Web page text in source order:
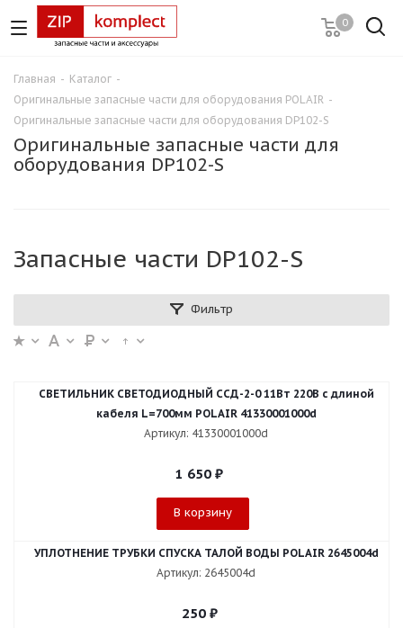
0
Главная - Каталог -
Оригинальные запасные части для оборудования POLAIR -
Оригинальные запасные части для оборудования DP102-S
Оригинальные запасные части для
оборудования DP102-S
Запасные части DP102-S
Фильтр
СВЕТИЛЬНИК СВЕТОДИОДНЫЙ ССД-2-0 11Вт 220В с длиной
кабеля L=700мм POLAIR 41330001000d
Артикул: 41330001000d
1 650 ₽
В корзину
УПЛОТНЕНИЕ ТРУБКИ СПУСКА ТАЛОЙ ВОДЫ POLAIR 2645004d
Артикул: 2645004d
250₽